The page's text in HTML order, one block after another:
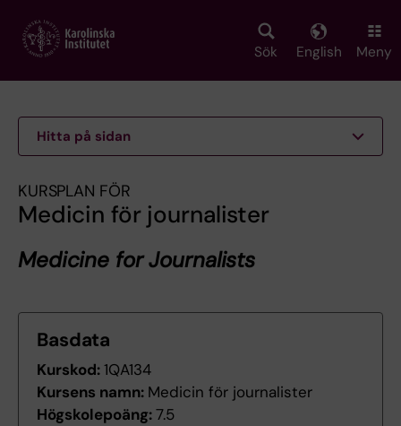
main
Sök English Meny
Hitta på sidan
KURSPLAN FÖR
Medicin för journalister
Medicine for Journalists
Basdata
Kurskod:1QA134
Kursens namn: Medicin för journalister
Högskolepoäng:7.5